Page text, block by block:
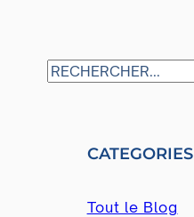
S
CATEGORIES
Tout le Blog